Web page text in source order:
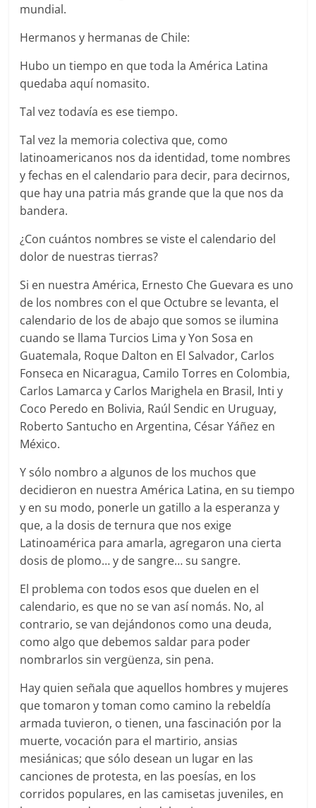
mundial.
Hermanos y hermanas de Chile:
Hubo un tiempo en que toda la América Latina
quedaba aquí nomasito.
Tal vez todavía es ese tiempo.
Tal vez la memoria colectiva que, como
latinoamericanos nos da identidad, tome nombres
y fechas en el calendario para decir, para decirnos,
que hay una patria más grande que la que nos da
bandera.
¿Con cuántos nombres se viste el calendario del
dolor de nuestras tierras?
Si en nuestra América, Ernesto Che Guevara es uno
de los nombres con el que Octubre se levanta, el
calendario de los de abajo que somos se ilumina
cuando se llama Turcios Lima y Yon Sosa en
Guatemala, Roque Dalton en El Salvador, Carlos
Fonseca en Nicaragua, Camilo Torres en Colombia,
Carlos Lamarca y Carlos Marighela en Brasil, Inti y
Coco Peredo en Bolivia, Raúl Sendic en Uruguay,
Roberto Santucho en Argentina, César Yáñez en
México.
Y sólo nombro a algunos de los muchos que
decidieron en nuestra América Latina, en su tiempo
y en su modo, ponerle un gatillo a la esperanza y
que, a la dosis de ternura que nos exige
Latinoamérica para amarla, agregaron una cierta
dosis de plomo… y de sangre… su sangre.
El problema con todos esos que duelen en el
calendario, es que no se van así nomás. No, al
contrario, se van dejándonos como una deuda,
como algo que debemos saldar para poder
nombrarlos sin vergüenza, sin pena.
Hay quien señala que aquellos hombres y mujeres
que tomaron y toman como camino la rebeldía
armada tuvieron, o tienen, una fascinación por la
muerte, vocación para el martirio, ansias
mesiánicas; que sólo desean un lugar en las
canciones de protesta, en las poesías, en los
corridos populares, en las camisetas juveniles, en